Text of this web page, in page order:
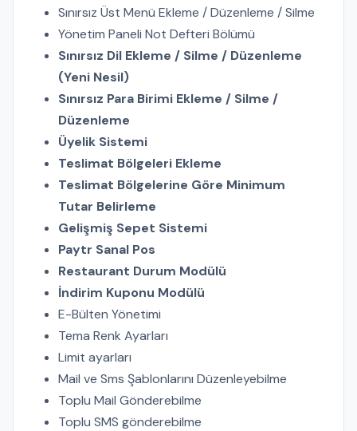
Sınırsız Üst Menü Ekleme / Düzenleme / Silme
Yönetim Paneli Not Defteri Bölümü
Sınırsız Dil Ekleme / Silme / Düzenleme
(Yeni Nesil)
Sınırsız Para Birimi Ekleme / Silme /
Düzenleme
Üyelik Sistemi
Teslimat Bölgeleri Ekleme
Teslimat Bölgelerine Göre Minimum
Tutar Belirleme
Gelişmiş Sepet Sistemi
Paytr Sanal Pos
Restaurant Durum Modülü
İndirim Kuponu Modülü
E-Bülten Yönetimi
Tema Renk Ayarları
Limit ayarları
Mail ve Sms Şablonlarını Düzenleyebilme
Toplu Mail Gönderebilme
Toplu SMS gönderebilme